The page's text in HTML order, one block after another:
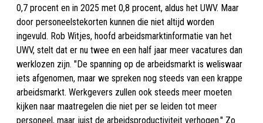
0,7 procent en in 2025 met 0,8 procent, aldus het UWV. Maar
door personeelstekorten kunnen die niet altijd worden
ingevuld. Rob Witjes, hoofd arbeidsmarktinformatie van het
UWV, stelt dat er nu twee en een half jaar meer vacatures dan
werklozen zijn. "De spanning op de arbeidsmarkt is weliswaar
iets afgenomen, maar we spreken nog steeds van een krappe
arbeidsmarkt. Werkgevers zullen ook steeds meer moeten
kijken naar maatregelen die niet per se leiden tot meer
personeel, maar juist de arbeidsproductiviteit verhogen." Zo